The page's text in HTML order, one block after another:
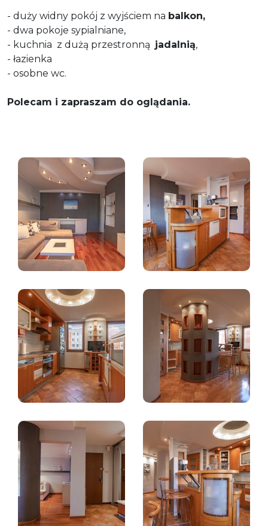
- duży widny pokój z wyjściem na balkon,
- dwa pokoje sypialniane,
- kuchnia z dużą przestronną jadalnią,
- łazienka
- osobne wc.
Polecam i zapraszam do oglądania.